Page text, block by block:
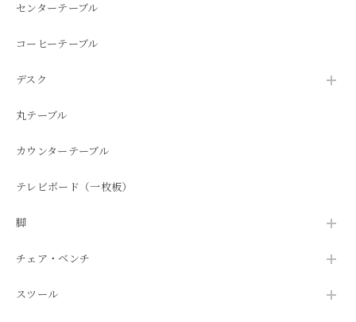
センターテーブル
コーヒーテーブル
デスク
丸テーブル
カウンターテーブル
テレビボード（一枚板）
脚
チェア・ベンチ
スツール